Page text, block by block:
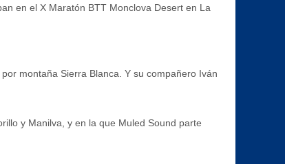
en el X Maratón BTT Monclova Desert en La
montaña Sierra Blanca. Y su compañero Iván
y Manilva, y en la que Muled Sound parte